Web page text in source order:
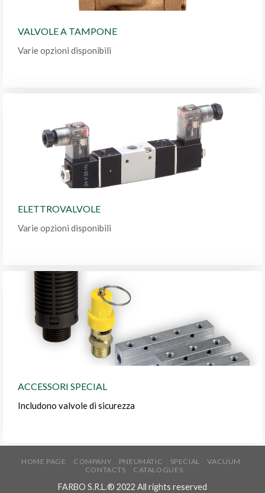
VALVOLE A TAMPONE
Varie opzioni disponibili
ELETTROVALVOLE
Varie opzioni disponibili
ACCESSORI SPECIAL
Includono valvole di sicurezza
HOME PAGE COMPANY PNEUMATIC SPECIAL
VACUUM
CONTACTS
CATALOGUES
FARBO S.R.L.® 2022 All rights reserved